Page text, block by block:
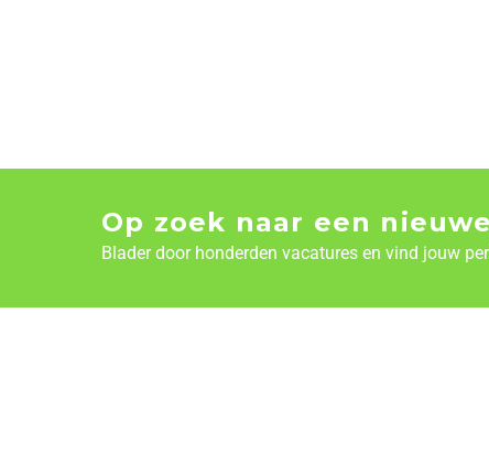
Op zoek naar een
Blader door honderden vacatures en vind jouw